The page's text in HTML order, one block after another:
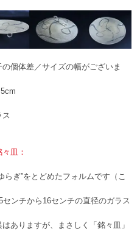
個体差／サイズの幅がございま
ス
皿：
らぎ”をとどめたフォルムです（こ
ンチから16センチの直径のガラス
ありますが、まさしく「銘々皿」